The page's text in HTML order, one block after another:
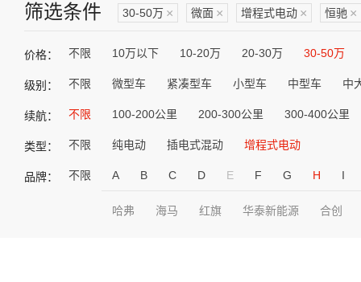
筛选条件 30-50万 × 微面 × 增程式电动 × 恒驰 ×
价格： 不限 10万以下 10-20万 20-30万 30-50万
级别： 不限 微型车 紧凑型车 小型车 中型车 中
续航： 不限 100-200公里 200-300公里 300-400公里
类型： 不限 纯电动 插电式混动 增程式电动
品牌： 不限 A B C D E F G H I
哈弗 海马 红旗 华泰新能源 合创